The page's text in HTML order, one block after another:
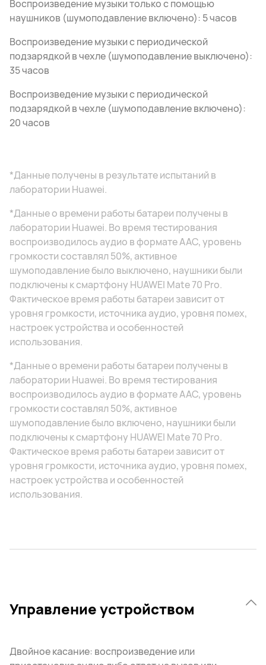
Воспроизведение музыки только с помощью
наушников (шумоподавление включено): 5 часов
Воспроизведение музыки с периодической
подзарядкой в чехле (шумоподавление выключено):
35 часов
Воспроизведение музыки с периодической
подзарядкой в чехле (шумоподавление включено):
20 часов
*Данные получены в результате испытаний в
лаборатории Huawei.
*Данные о времени работы батареи получены в
лаборатории Huawei. Во время тестирования
воспроизводилось аудио в формате AAC, уровень
громкости составлял 50%, активное
шумоподавление было выключено, наушники были
подключены к смартфону HUAWEI Mate 70 Pro.
Фактическое время работы батареи зависит от
уровня громкости, источника аудио, уровня помех,
настроек устройства и особенностей
использования.
*Данные о времени работы батареи получены в
лаборатории Huawei. Во время тестирования
воспроизводилось аудио в формате AAC, уровень
громкости составлял 50%, активное
шумоподавление было включено, наушники были
подключены к смартфону HUAWEI Mate 70 Pro.
Фактическое время работы батареи зависит от
уровня громкости, источника аудио, уровня помех,
настроек устройства и особенностей
использования.
Управление устройством
Двойное касание: воспроизведение или